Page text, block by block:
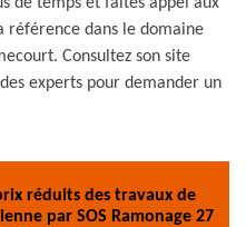
référence dans le domaine
Consultez son site
experts pour demander un
réduits des travaux de
par SOS Ramonage 27